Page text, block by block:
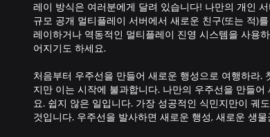
레이 방식은 여러분에게 달려 있습니다! 나만의 개인
규모 공개 멀티플레이 서버에서 새로운 친구(또는 적)
레이하거나 역동적인 멀티플레이 진영 시스템을 사용
어지기도 하세요.
처음부터 우주선을 만들어 새로운 행성으로 여행하라.
지만 이는 시작에 불과합니다. 나만의 우주선을 만들
요. 쉽지 않은 일입니다. 가장 성공적인 식민지만이 궤
것입니다. 우주선을 발사하면 새로운 행성, 새로운 생